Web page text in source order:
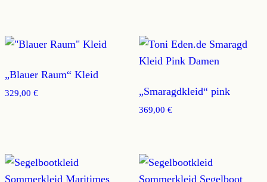
„Blauer Raum“ Kleid
329,00 € „Smaragdkleid“ pink
369,00 €